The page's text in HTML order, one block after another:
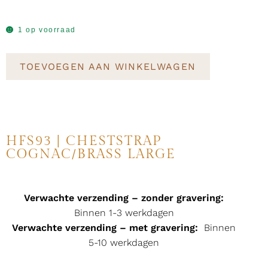
1 op voorraad
TOEVOEGEN AAN WINKELWAGEN
HFS93 | CHESTSTRAP
COGNAC/BRASS LARGE
Verwachte verzending – zonder gravering:
Binnen 1-3 werkdagen
Verwachte verzending – met gravering: Binnen
5-10 werkdagen